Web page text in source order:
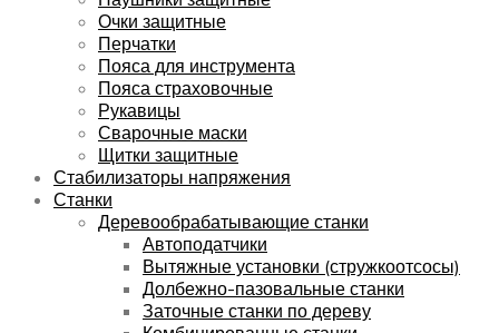
Очки защитные
Перчатки
Пояса для инструмента
Пояса страховочные
Рукавицы
Сварочные маски
Щитки защитные
Стабилизаторы напряжения
Станки
Деревообрабатывающие станки
Автоподатчики
Вытяжные установки (стружкоотсосы)
Долбежно-пазовальные станки
Заточные станки по дереву